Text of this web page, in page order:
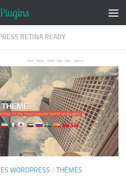
RETINA READY
WORDPRESS / THÈMES